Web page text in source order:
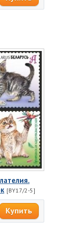
[BY17/2-5]